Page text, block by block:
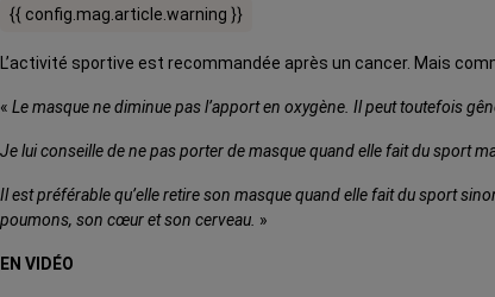
{{ config.mag.article.warning }}
L’activité sportive est recommandée après un cancer. Mais
« Le masque ne diminue pas l’apport en oxygène. Il peut toutefois
Je lui conseille de ne pas porter de masque quand elle fait du sport
Il est préférable qu’elle retire son masque quand elle fait du sport
poumons, son cœur et son cerveau. »
EN VIDÉO